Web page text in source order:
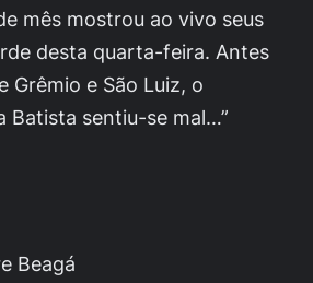
mês mostrou ao vivo seus
desta quarta-feira. Antes
Grêmio e São Luiz, o
Batista sentiu-se mal…”
Beagá